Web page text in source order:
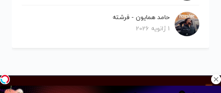
حامد همایون - فرشته
1 ژانویه 2026
کلیه حقوق برای نیلو موزیک محفوظ است.